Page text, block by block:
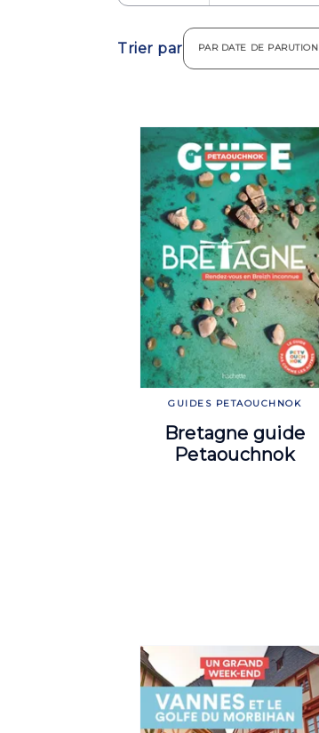
Trier par PAR DATE DE PARUTION
GUIDES PETAOUCHNOK
Bretagne guide
Petaouchnok